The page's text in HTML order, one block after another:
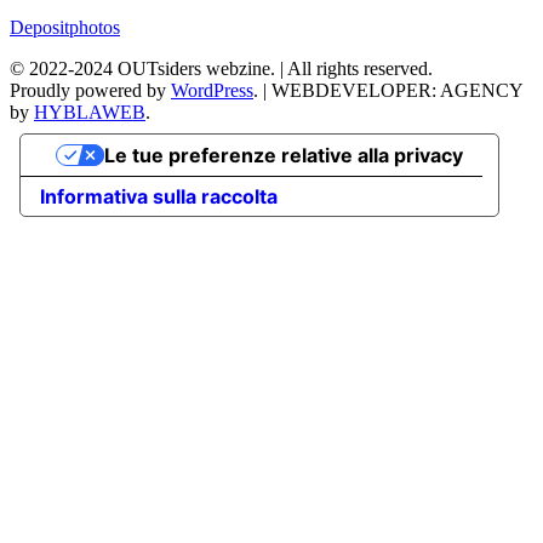
Depositphotos
© 2022-2024 OUTsiders webzine. | All rights reserved.
Proudly powered by WordPress. | WEBDEVELOPER: AGENCY
by HYBLAWEB.
Informativa sulla raccolta
Le tue preferenze relative alla privacy